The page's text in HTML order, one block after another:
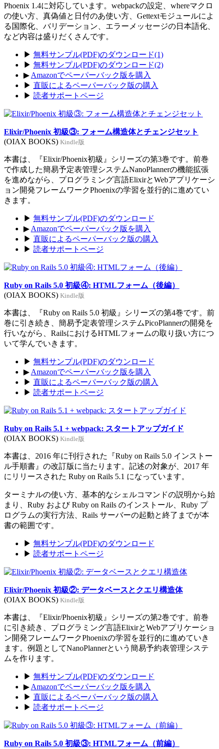
Phoenix 1.4に対応しています。webpackの設定、whereマクロ
の使い方、真偽値と日付のあ使い方、Gettextモジュールによ
る国際化、バリデーション、エラーメッセージの日本語化、
など内容は盛りだくさんです。
▶ 無料サンプル(PDF)のダウンロード(1)
▶ 無料サンプル(PDF)のダウンロード(2)
▶ Amazonでペーパーバック版を購入
▶ 直販によるペーパーバック版の購入
▶ 読者サポートページ
Elixir/Phoenix 初級③: フォーム構造体とチェンジセット
(OIAX BOOKS) Kindle版
本書は、『Elixir/Phoenix初級』シリーズの第3巻です。前巻
で作成した簡易予定表管理システムNanoPlannerの機能拡張
を進めながら、プログラミング言語ElixirとWebアプリケーシ
ョン開発フレームワークPhoenixの学習を並行的に進めてい
きます。
▶ 無料サンプル(PDF)のダウンロード
▶ Amazonでペーパーバック版を購入
▶ 直販によるペーパーバック版の購入
▶ 読者サポートページ
Ruby on Rails 5.0 初級④: HTMLフォーム（後編）
(OIAX BOOKS) Kindle版
本書は、『Ruby on Rails 5.0 初級』シリーズの第4巻です。前
巻に引き続き、簡易予定表管理システムPicoPlannerの開発を
行いながら、RailsにおけるHTMLフォームの取り扱い方につ
いて学んでいきます。
▶ 無料サンプル(PDF)のダウンロード
▶ Amazonでペーパーバック版を購入
▶ 直販によるペーパーバック版の購入
▶ 読者サポートページ
Ruby on Rails 5.1 + webpack: スタートアップガイド
(OIAX BOOKS) Kindle版
本書は、2016 年に刊行された『Ruby on Rails 5.0 インストー
ル手順書』の改訂版に当たります。記述の対象が、2017 年
にリリースされた Ruby on Rails 5.1 になっています。
ターミナルの使い方、基本的なシェルコマンドの説明から始
まり、Ruby および Ruby on Rails のインストール、Ruby プ
ログラムの実行方法、Rails サーバーの起動と終了までが本
書の範囲です。
▶ 無料サンプル(PDF)のダウンロード
▶ 読者サポートページ
Elixir/Phoenix 初級②: データベースとクエリ構造体
(OIAX BOOKS) Kindle版
本書は、『Elixir/Phoenix初級』シリーズの第2巻です。前巻
に引き続き、プログラミング言語ElixirとWebアプリケーショ
ン開発フレームワークPhoenixの学習を並行的に進めていき
ます。例題としてNanoPlannerという簡易予約表管理システ
ムを作ります。
▶ 無料サンプル(PDF)のダウンロード
▶ Amazonでペーパーバック版を購入
▶ 直販によるペーパーバック版の購入
▶ 読者サポートページ
Ruby on Rails 5.0 初級③: HTMLフォーム（前編）